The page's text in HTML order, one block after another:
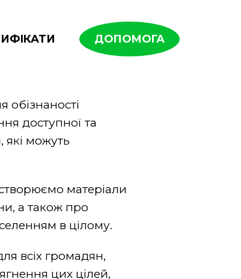
ДОПОМОГА
обізнаності
доступної та
які можуть
матеріали
а також про
в цілому.
всіх громадян,
цих цілей,